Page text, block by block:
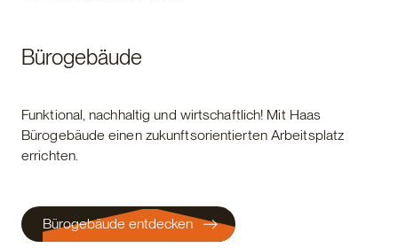
Bürogebäude
Funktional, nachhaltig und wirtschaftlich! Mit Haas
Bürogebäude einen zukunftsorientierten Arbeitsplatz
errichten.
Bürogebäude entdecken